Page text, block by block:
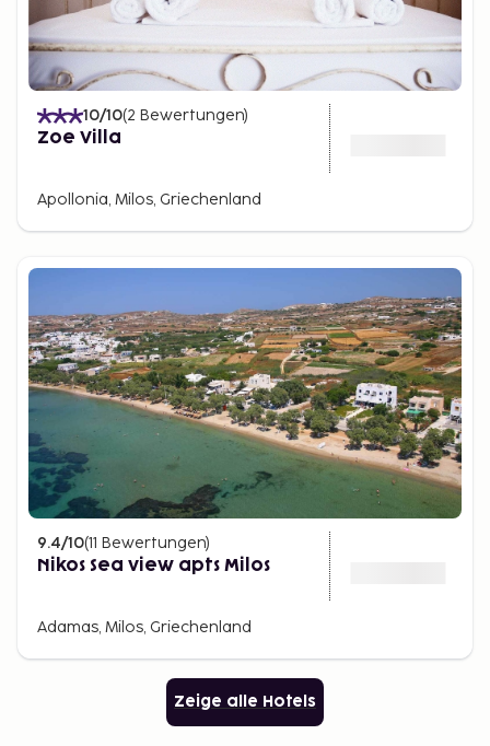
10/10(2 Bewertungen)
Zoe Villa
Apollonia, Milos, Griechenland
9.4/10(11 Bewertungen)
Nikos Sea view apts Milos
Adamas, Milos, Griechenland
Zeige alle Hotels